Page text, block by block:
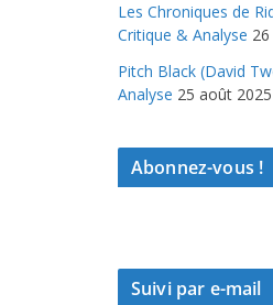
Les Chroniques de
Critique & Analyse
Pitch Black (David
Analyse 25 août 2025
Abonnez-vous !
Suivi par e-mail